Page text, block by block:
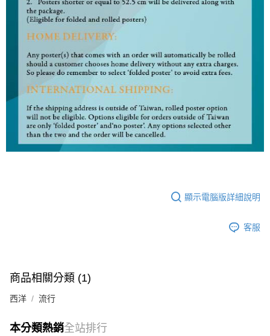
顯示電腦版詳細說明
客服
商品相關分類 (1)
西洋 流行
本分類熱銷全站排行